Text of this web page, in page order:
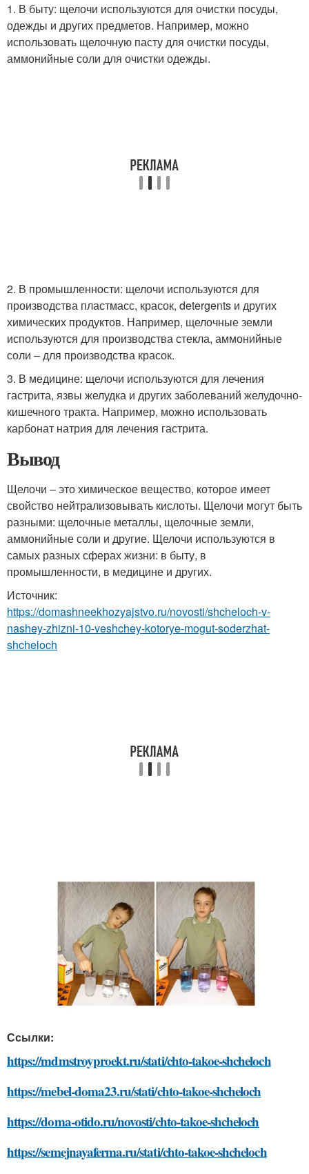
1. В быту: щелочи используются для очистки посуды,
одежды и других предметов. Например, можно
использовать щелочную пасту для очистки посуды,
аммонийные соли для очистки одежды.
2. В промышленности: щелочи используются для
производства пластмасс, красок, detergents и других
химических продуктов. Например, щелочные земли
используются для производства стекла, аммонийные
соли – для производства красок.
3. В медицине: щелочи используются для лечения
гастрита, язвы желудка и других заболеваний желудочно-
кишечного тракта. Например, можно использовать
карбонат натрия для лечения гастрита.
Вывод
Щелочи – это химическое вещество, которое имеет
свойство нейтрализовывать кислоты. Щелочи могут быть
разными: щелочные металлы, щелочные земли,
аммонийные соли и другие. Щелочи используются в
самых разных сферах жизни: в быту, в
промышленности, в медицине и других.
Источник:
https://domashneekhozyajstvo.ru/novosti/shcheloch-v-
nashey-zhizni-10-veshchey-kotorye-mogut-soderzhat-
shcheloch
Ссылки:
https://mdmstroyproekt.ru/stati/chto-takoe-shcheloch
https://mebel-doma23.ru/stati/chto-takoe-shcheloch
https://doma-otido.ru/novosti/chto-takoe-shcheloch
https://semejnayaferma.ru/stati/chto-takoe-shcheloch